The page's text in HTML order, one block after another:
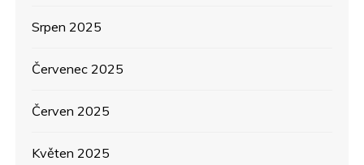
Srpen 2025
Červenec 2025
Červen 2025
Květen 2025